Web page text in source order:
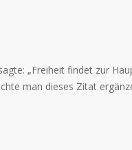
„Freiheit findet zur
man dieses Zitat